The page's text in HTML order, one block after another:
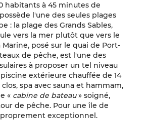
habitants à 45 minutes de
l'une des seules plages
: la plage des Grands Sables,
vers la mer plutôt que vers le
Marine, posé sur le quai de Port-
de pêche, est l'une des
à proposer un tel niveau
extérieure chauffée de 14
spa avec sauna et hammam,
« cabine de bateau» soigné,
de pêche. Pour une île de
exceptionnel.